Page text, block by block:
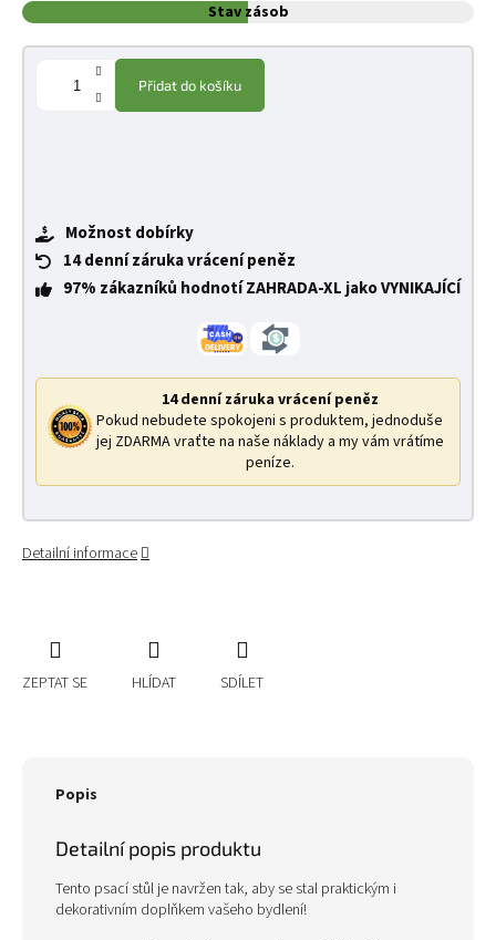
Stav zásob
Přidat do košíku
Možnost dobírky
14 denní záruka vrácení peněz
97% zákazníků hodnotí ZAHRADA-XL jako VYNIKAJÍCÍ
14 denní záruka vrácení peněz
Pokud nebudete spokojeni s produktem, jednoduše
jej ZDARMA vraťte na naše náklady a my vám vrátíme
peníze.
Detailní informace
ZEPTAT SE HLÍDAT SDÍLET
Popis
Detailní popis produktu
Tento psací stůl je navržen tak, aby se stal praktickým i
dekorativním doplňkem vašeho bydlení!